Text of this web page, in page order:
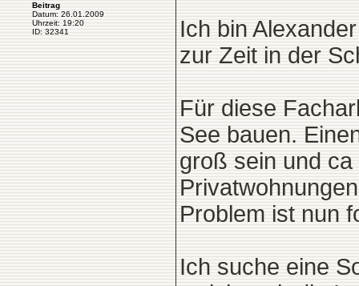
Beitrag
Datum: 26.01.2009
Uhrzeit: 19:20
ID: 32341
Ich bin
zur Zeit in der
Für diese
See bauen.
groß sein und
Problem ist nun
Ich suche eine